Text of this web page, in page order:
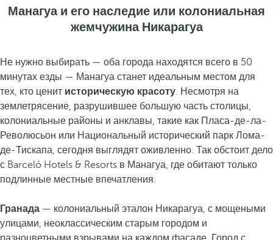
Манагуа и его наследие или колониальная
жемчужина Никарагуа
Не нужно выбирать — оба города находятся всего в 50
минутах езды — Манагуа станет идеальным местом для
тех, кто ценит историческую красоту. Несмотря на
землетрясение, разрушившее большую часть столицы,
колониальные районы и анклавы, такие как Пласа-де-ла-
Революсьон или Национальный исторический парк Лома-
де-Тискапа, сегодня выглядят оживленно. Так обстоит дело
с Barceló Hotels & Resorts в Манагуа, где обитают только
подлинные местные впечатления.
Гранада — колониальный эталон Никарагуа, с мощеными
улицами, неоклассическим старым городом и